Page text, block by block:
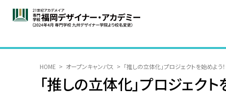
HOME オープンキャンパス 「推しの立体化」プロジェクトを始めよ
「推しの立体化」プロジェク